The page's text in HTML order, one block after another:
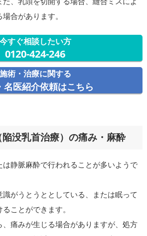
合があります。
今すぐ相談したい方
0120-424-246
施術・治療に関する
名医紹介依頼はこちら
陥没乳首治療）の痛み・麻酔
静脈麻酔で行われることが多いようで
がうとうととしている、または眠って
ことができます。
痛みが生じる場合がありますが、処方